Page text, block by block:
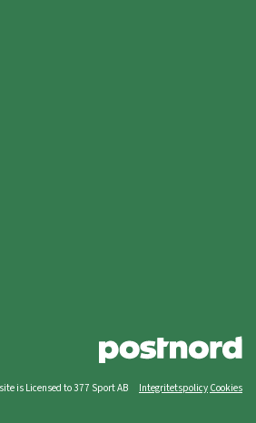
is Licensed to 377 Sport AB Integritetspolicy Cookies